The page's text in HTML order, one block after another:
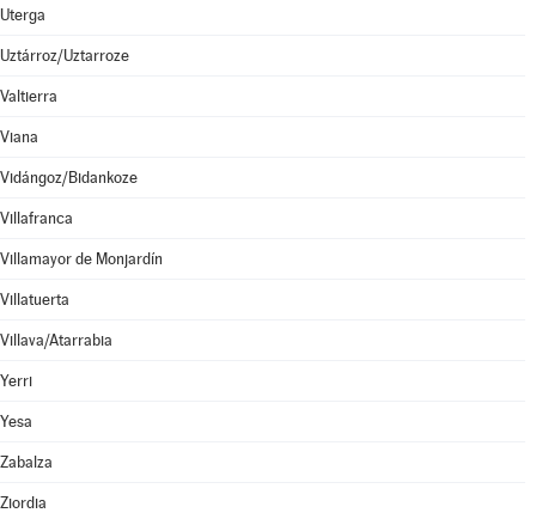
Uterga
Uztárroz/Uztarroze
Valtierra
Viana
Vidángoz/Bidankoze
Villafranca
Villamayor de Monjardín
Villatuerta
Villava/Atarrabia
Yerri
Yesa
Zabalza
Ziordia